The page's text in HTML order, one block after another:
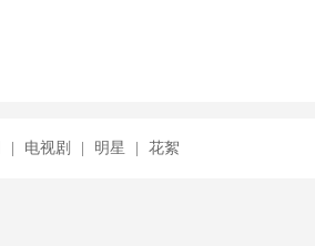
| 电视剧 | 明星 | 花絮